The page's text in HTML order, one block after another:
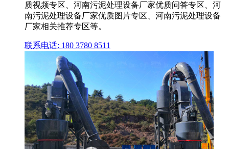
质视频专区、河南污泥处理设备厂家优质问答专区、河
南污泥处理设备厂家优质图片专区、河南污泥处理设备
厂家相关推荐专区等。
联系电话: 180 3780 8511